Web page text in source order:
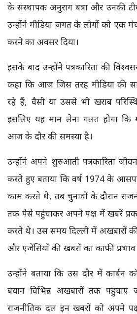
के संस्थापक अनुराग बत्रा और उनकी
उन्होंने मीडिया जगत के लोगों को एक
करने का अवसर दिया।
इसके बाद उन्होंने पत्रकारिता की
कहा कि आज जिस तरह मीडिया की
रहे हैं, वैसी या उससे भी खराब
इसलिए यह मान लेना गलत होगा कि
आज के दौर की समस्या है।
उन्होंने अपने शुरुआती पत्रकारिता
करते हुए बताया कि वर्ष 1974 के
काम करते थे, तब चुनावों के दौरान
तक पैसे पहुंचाकर अपने पक्ष में खबरें
करते थे। उस समय दिल्ली में अखबारों
और एजेंसियों की खबरों का काफी प्रभाव
उन्होंने बताया कि उस दौर में
बयान विभिन्न अखबारों तक
राजनीतिक दल इन खबरों को अपने